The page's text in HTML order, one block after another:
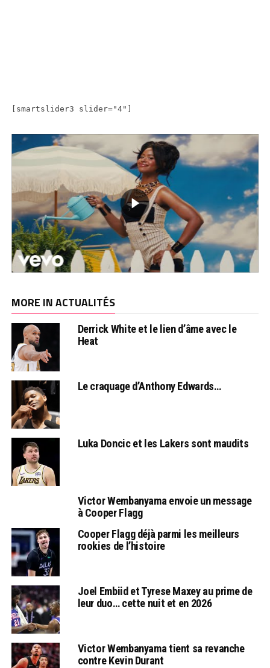
[smartslider3 slider="4"]
MORE IN ACTUALITÉS
Derrick White et le lien d’âme avec le
Heat
Le craquage d’Anthony Edwards…
Luka Doncic et les Lakers sont maudits
Victor Wembanyama envoie un message
à Cooper Flagg
Cooper Flagg déjà parmi les meilleurs
rookies de l’histoire
Joel Embiid et Tyrese Maxey au prime de
leur duo… cette nuit et en 2026
Victor Wembanyama tient sa revanche
contre Kevin Durant